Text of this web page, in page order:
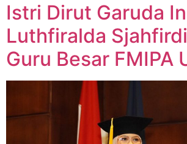
Istri Dirut Garuda
Luthfiralda
Guru Besar FMIPA